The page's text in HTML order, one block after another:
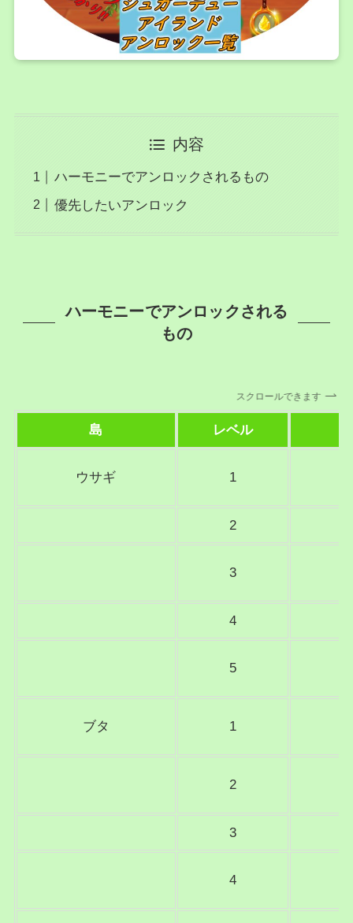
内容
ハーモニーでアンロックされるもの
優先したいアンロック
ハーモニーでアンロックされる
もの
スクロールできます
島 レベル
ウサギ 1
2
3
4
5
ブタ 1
2
3
4